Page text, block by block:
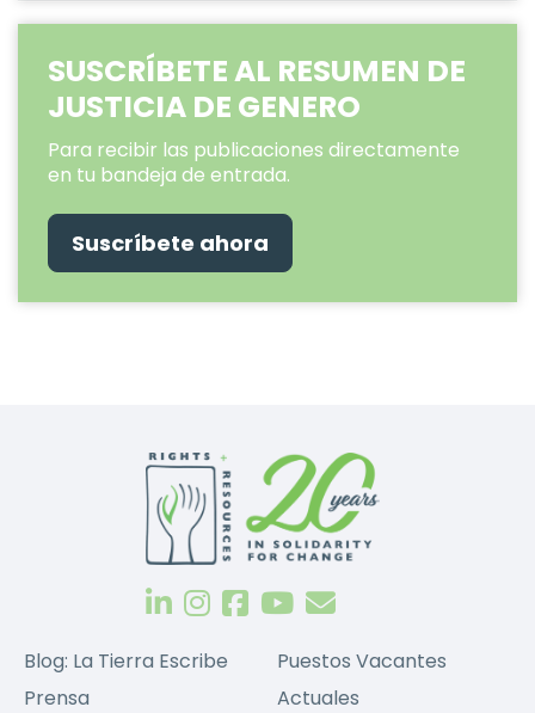
SUSCRÍBETE AL RESUMEN DE
JUSTICIA DE GENERO
Para recibir las publicaciones directamente
en tu bandeja de entrada.
Suscríbete ahora
Blog: La Tierra Escribe
Prensa
Puestos Vacantes
Actuales